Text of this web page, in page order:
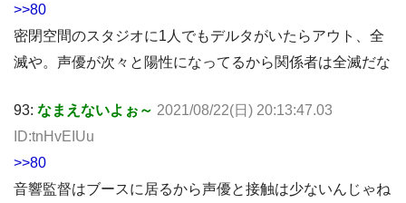
>>80
密閉空間のスタジオに1人でもデルタがいたらアウト、全
滅や。声優が次々と陽性になってるから関係者は全滅だな
93: なまえないよぉ～ 2021/08/22(日) 20:13:47.03
ID:tnHvEIUu
>>80
音響監督はブースに居るから声優と接触は少ないんじゃね